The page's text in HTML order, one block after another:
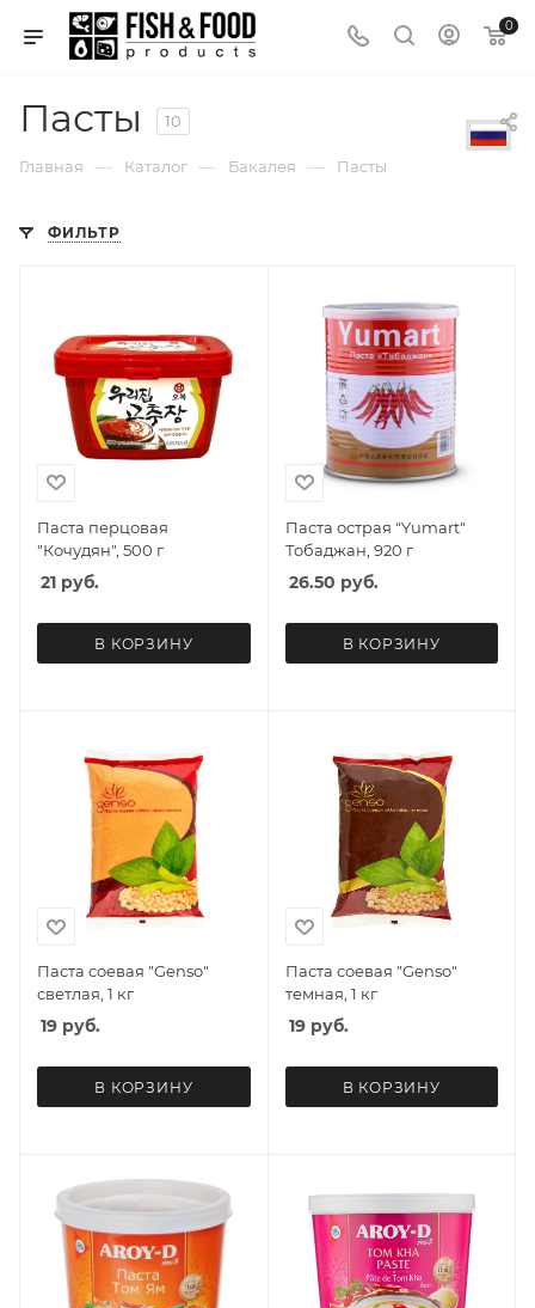
0
Пасты 10
Главная — Каталог — Бакалея — Пасты
ФИЛЬТР
Паста перцовая
"Кочудян", 500 г
21 руб.
В КОРЗИНУ
Паста острая "Yumart"
Тобаджан, 920 г
26.50 руб.
В КОРЗИНУ
Паста соевая "Genso"
светлая, 1 кг
19 руб.
В КОРЗИНУ
Паста соевая "Genso"
темная, 1 кг
19руб.
В КОРЗИНУ